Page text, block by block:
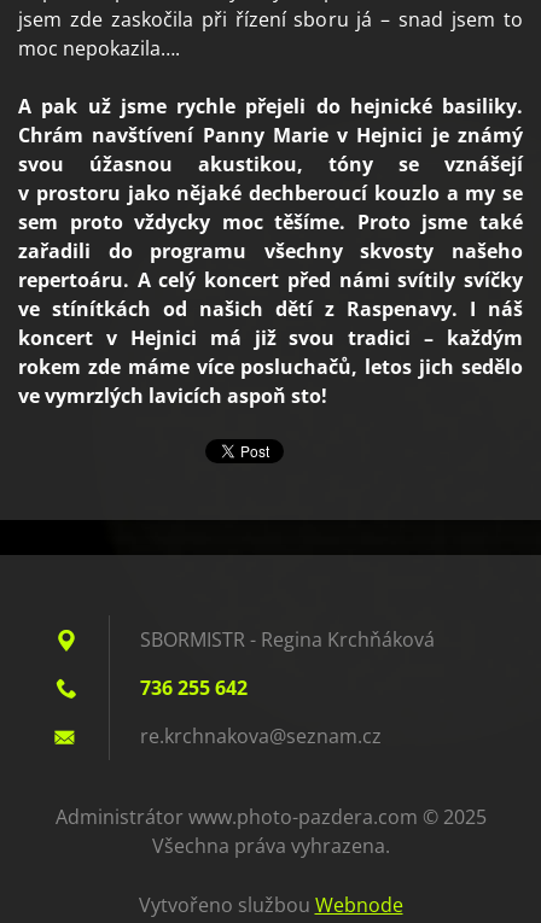
jsem zde zaskočila při řízení sboru já – snad jsem to
moc nepokazila….
A pak už jsme rychle přejeli do hejnické basiliky.
Chrám navštívení Panny Marie v Hejnici je známý
svou úžasnou akustikou, tóny se vznášejí
v prostoru jako nějaké dechberoucí kouzlo a my se
sem proto vždycky moc těšíme. Proto jsme také
zařadili do programu všechny skvosty našeho
repertoáru. A celý koncert před námi svítily svíčky
ve stínítkách od našich dětí z Raspenavy. I náš
koncert v Hejnici má již svou tradici – každým
rokem zde máme více posluchačů, letos jich sedělo
ve vymrzlých lavicích aspoň sto!
SBORMISTR - Regina Krchňáková
736 255 642
re.krchnakova@seznam.cz
Administrátor www.photo-pazdera.com © 2025
Všechna práva vyhrazena.
Vytvořeno službou Webnode